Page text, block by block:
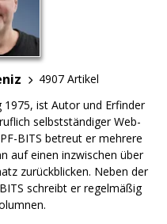
4907 Artikel
1975, ist Autor und Erfinder
selbstständiger Web-
BITS betreut er mehrere
auf einen inzwischen über
zurückblicken. Neben der
schreibt er regelmäßig